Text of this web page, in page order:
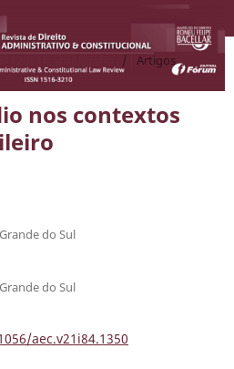
/ Artigos
nos contextos
do Sul
do Sul
aec.v21i84.1350